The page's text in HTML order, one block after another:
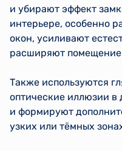
и убирают эффект
интерьере, особенно
окон, усиливают
расширяют
Также используются
оптические иллюзии
и формируют
узких или тёмных